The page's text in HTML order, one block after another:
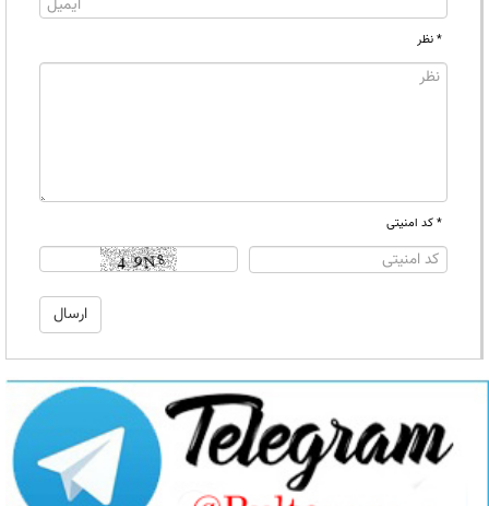
* نظر
* کد امنیتی